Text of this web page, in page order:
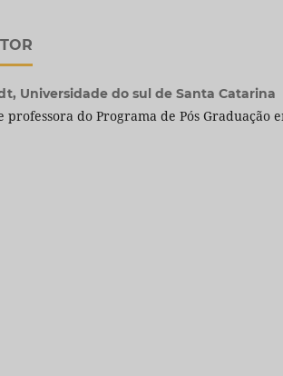
Universidade do sul de Santa Catarina
professora do Programa de Pós Graduação